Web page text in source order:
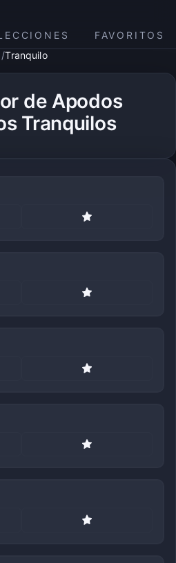
FAVORITOS
Tranquilo
de Apodos
Tranquilos